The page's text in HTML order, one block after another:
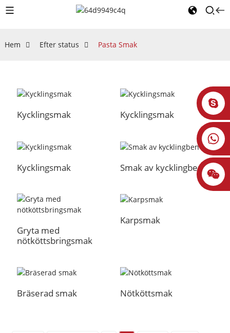
Hem Efter status Pasta Smak
Kycklingsmak Kycklingsmak
Kycklingsmak Smak av kycklingben
Gryta med
nötköttsbringsmak
Karpsmak
Bräserad smak Nötköttsmak